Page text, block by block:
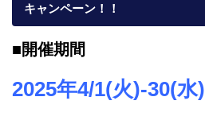
キャンペーン！！
■開催期間
2025年4/1(火)-30(水)